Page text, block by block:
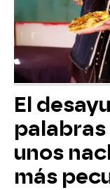
El
palabras
unos
más